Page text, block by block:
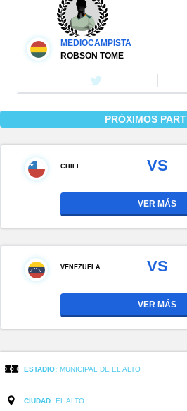
MEDIOCAMPISTA
ROBSON TOME
PRÓXIMOS
CHILE VS
VER MÁS
VENEZUELA VS
VER MÁS
ESTADIO: MUNICIPAL DE EL ALTO
CIUDAD: EL ALTO